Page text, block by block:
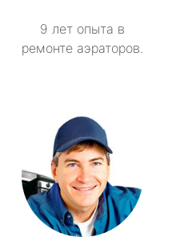
9 лет опыта в
ремонте аэраторов.